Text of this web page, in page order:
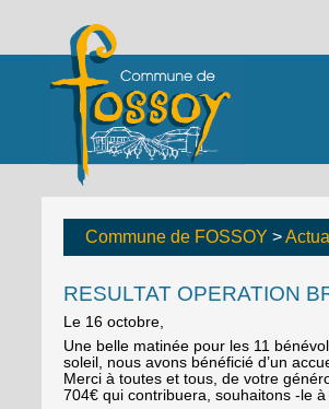
Commune de FOSSOY >
RESULTAT OPERATION
Le 16 octobre,
Une belle matinée pour les 11
soleil, nous avons bénéficié d’un
Merci à toutes et tous, de votre
704€ qui contribuera, souhaitons -le